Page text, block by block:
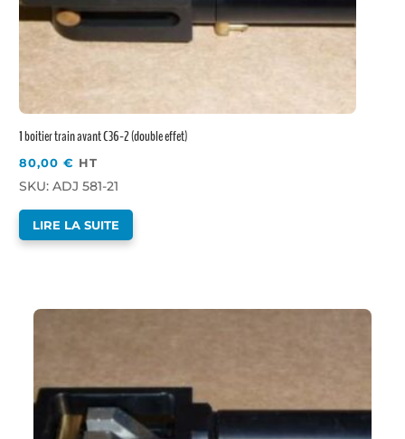
1 boitier train avant C36-2 (double effet)
80,00€ HT
SKU: ADJ 581-21
LIRE LA SUITE